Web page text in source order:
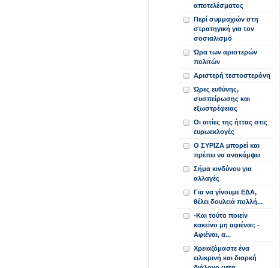
αποτελέσματος
Περί συμμαχιών στη
στρατηγική για τον
σοσιαλισμό
Ώρα των αριστερών
πολιτών
Αριστερή τεστοστερόνη
Ώρες ευθύνης,
συσπείρωσης και
εξωστρέφειας
Οι αιτίες της ήττας στις
ευρωεκλογές
Ο ΣΥΡΙΖΑ μπορεί και
πρέπει να ανακάμψει
Σήμα κινδύνου για
αλλαγές
Για να γίνουμε ΕΔΑ,
θέλει δουλειά πολλή...
-Και τούτο ποιείν
κακείνο μη αφιέναι; -
Αφιέναι, α...
Χρειαζόμαστε ένα
ειλικρινή και διαρκή